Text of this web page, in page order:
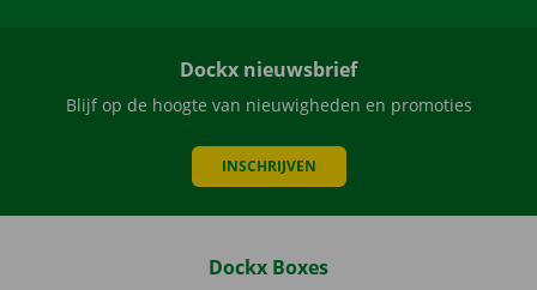
Dockx nieuwsbrief
Blijf op de hoogte van nieuwigheden en promoties
INSCHRIJVEN
Dockx Boxes